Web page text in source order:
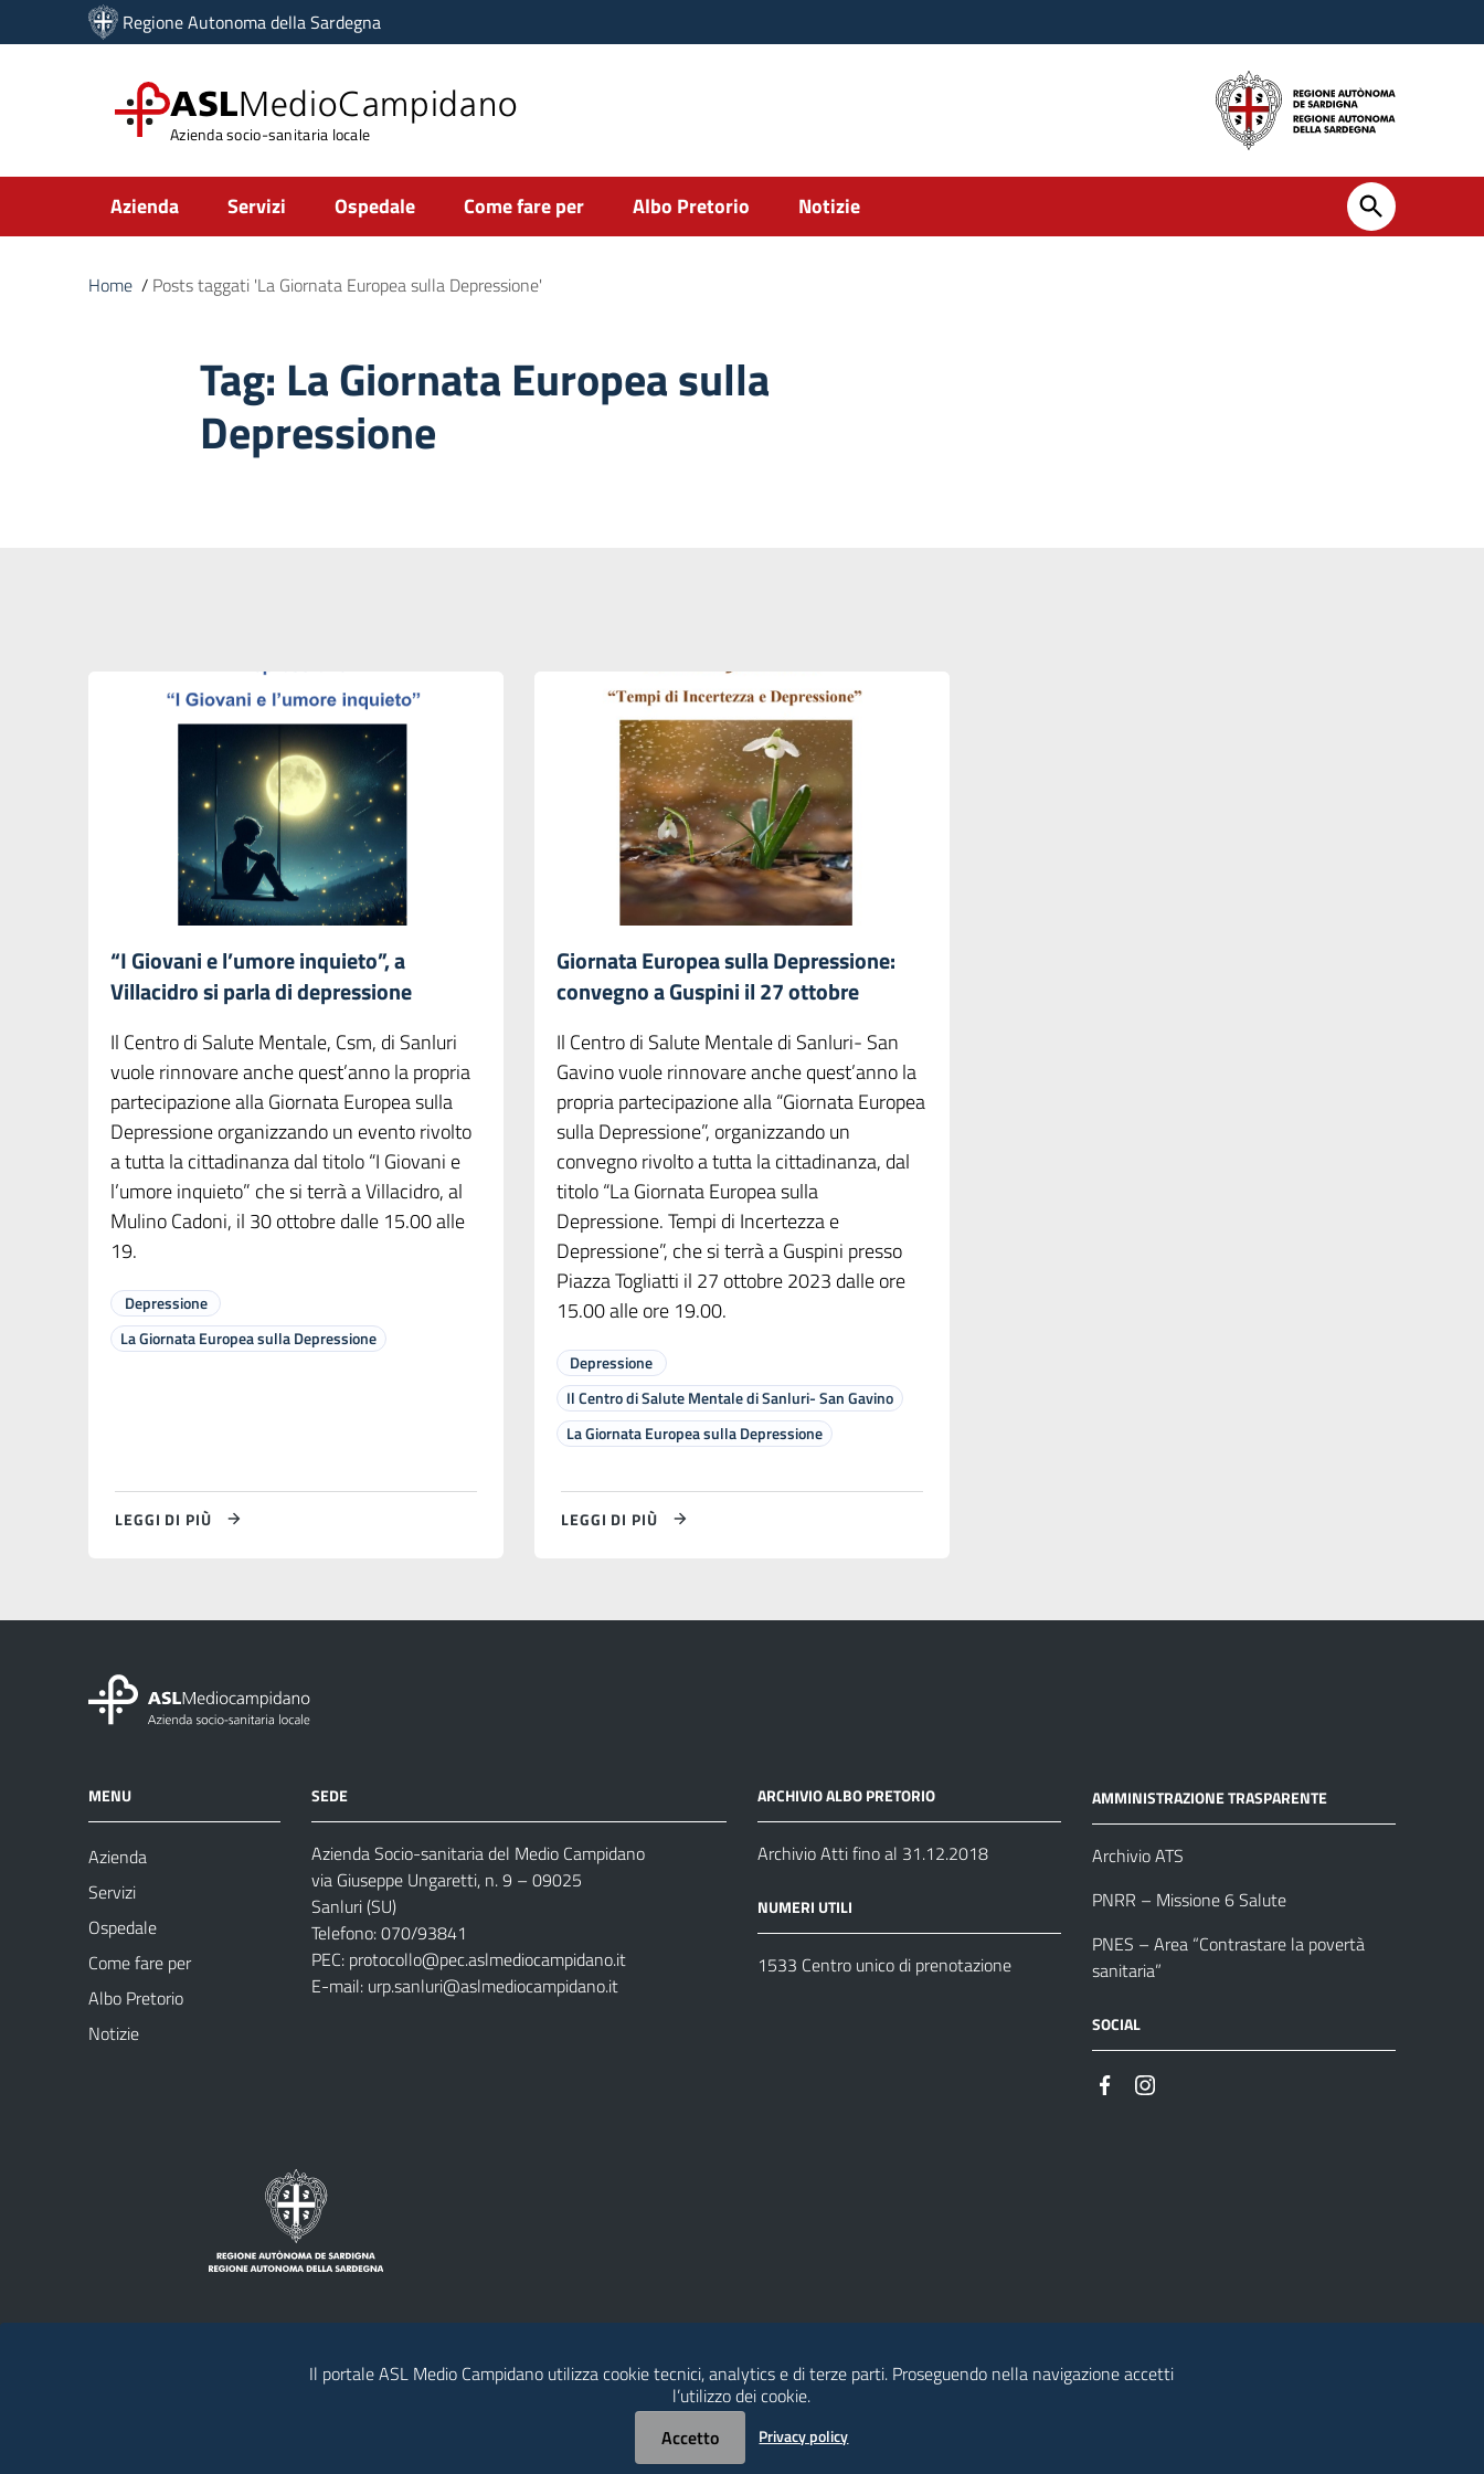
Vai ai contenuti
Vai al menu di navigazione
Regione Autonoma della Sardegna
ASLMedioCampidano
Azienda socio-sanitaria locale
Submenu
Azienda Servizi Ospedale Come fare per Albo Pretorio Notizie
Home / Posts taggati 'La Giornata Europea sulla Depressione'
Tag: La Giornata Europea sulla
Depressione
“I Giovani e l’umore inquieto”, a
Villacidro si parla di depressione
Il Centro di Salute Mentale, Csm, di Sanluri
vuole rinnovare anche quest’anno la propria
partecipazione alla Giornata Europea sulla
Depressione organizzando un evento rivolto
a tutta la cittadinanza dal titolo “I Giovani e
l’umore inquieto” che si terrà a Villacidro, al
Mulino Cadoni, il 30 ottobre dalle 15.00 alle
19.
Depressione
La Giornata Europea sulla Depressione
LEGGI DI PIÙ
Giornata Europea sulla Depressione:
convegno a Guspini il 27 ottobre
Il Centro di Salute Mentale di Sanluri- San
Gavino vuole rinnovare anche quest’anno la
propria partecipazione alla “Giornata Europea
sulla Depressione”, organizzando un
convegno rivolto a tutta la cittadinanza, dal
titolo “La Giornata Europea sulla
Depressione. Tempi di Incertezza e
Depressione”, che si terrà a Guspini presso
Piazza Togliatti il 27 ottobre 2023 dalle ore
15.00 alle ore 19.00.
Depressione
Il Centro di Salute Mentale di Sanluri- San Gavino
La Giornata Europea sulla Depressione
LEGGI DI PIÙ
MENU
Azienda
Servizi
Ospedale
Come fare per
Albo Pretorio
Notizie
SEDE
Azienda Socio-sanitaria del Medio Campidano
via Giuseppe Ungaretti, n. 9 – 09025
Sanluri (SU)
Telefono: 070/93841
PEC: protocollo@pec.aslmediocampidano.it
E-mail: urp.sanluri@aslmediocampidano.it
ARCHIVIO ALBO PRETORIO
Archivio Atti fino al 31.12.2018
NUMERI UTILI
1533 Centro unico di prenotazione
AMMINISTRAZIONE TRASPARENTE
Archivio ATS
PNRR – Missione 6 Salute
PNES – Area “Contrastare la povertà
sanitaria”
SOCIAL
Privacy policy Contatti
Il portale ASL Medio Campidano utilizza cookie tecnici, analytics e di terze parti. Proseguendo nella navigazione accetti
l’utilizzo dei cookie.
Accetto
Privacy policy